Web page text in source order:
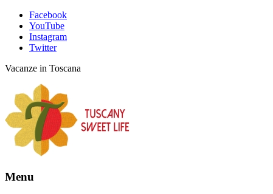
Facebook
YouTube
Instagram
Twitter
Vacanze in Toscana
Menu